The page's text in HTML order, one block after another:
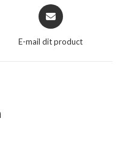
Opent
in
nieuw
E-mail dit product